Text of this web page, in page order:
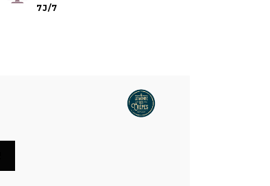
7J/7